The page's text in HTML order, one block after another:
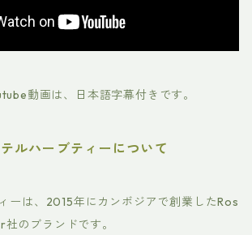
動画は、日本語字幕付きです。
ルハーブティーについて
ーは、2015年にカンボジアで創業したRos
のブランドです。